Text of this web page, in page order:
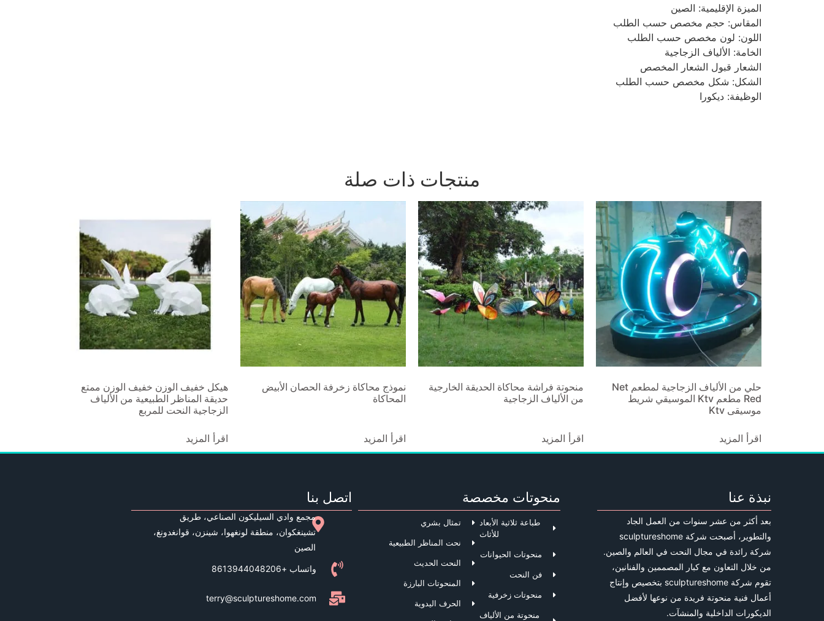
الميزة الإقليمية: الصين
المقاس: حجم مخصص حسب الطلب
اللون: لون مخصص حسب الطلب
الخامة: الألياف الزجاجية
الشعار قبول الشعار المخصص
الشكل: شكل مخصص حسب الطلب
الوظيفة: ديكورا
منتجات ذات صلة
حلي من الألياف الزجاجية لمطعم Net
Red مطعم Ktv الموسيقي شريط
موسيقى Ktv
اقرأ المزيد
منحوتة فراشة محاكاة الحديقة الخارجية
من الألياف الزجاجية
اقرأ المزيد
نموذج محاكاة زخرفة الحصان الأبيض
المحاكاة
اقرأ المزيد
هيكل خفيف الوزن خفيف الوزن ممتع
حديقة المناظر الطبيعية من الألياف
الزجاجية النحت للمربع
اقرأ المزيد
نبذة عنا
بعد أكثر من عشر سنوات من العمل الجاد
والتطوير، أصبحت شركة sculptureshome
شركة رائدة في مجال النحت في العالم والصين.
من خلال التعاون مع كبار المصممين والفنانين،
تقوم شركة sculptureshome بتخصيص وإنتاج
أعمال فنية منحوتة فريدة من نوعها لأفضل
الديكورات الداخلية والمنشآت.
منحوتات مخصصة
طباعة ثلاثية الأبعاد
للأثاث
منحوتات الحيوانات
فن النحت
منحوتات زخرفية
منحوتة من الألياف
تمثال بشري
نحت المناظر الطبيعية
النحت الحديث
المنحوتات البارزة
الحرف اليدوية
اتصل بنا
مجمع وادي السيليكون الصناعي، طريق
تشينغكوان، منطقة لونغهوا، شينزن، قوانغدونغ،
الصين
واتساب +8613944048206
terry@sculptureshome.com